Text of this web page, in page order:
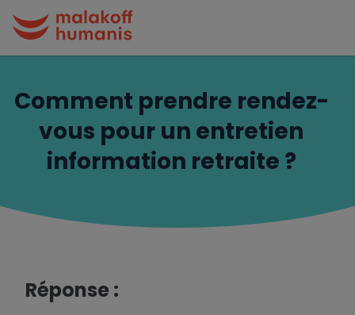
Comment prendre rendez-
vous pour un entretien
information retraite ?
Réponse :